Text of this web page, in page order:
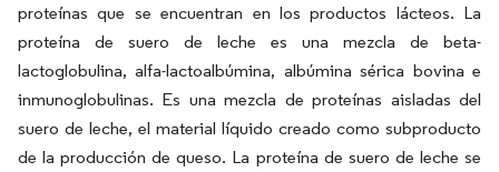
proteínas que se encuentran en los productos lácteos. La
proteína de suero de leche es una mezcla de beta-
lactoglobulina, alfa-lactoalbúmina, albúmina sérica bovina e
inmunoglobulinas. Es una mezcla de proteínas aisladas del
suero de leche, el material líquido creado como subproducto
de la producción de queso. La proteína de suero de leche se